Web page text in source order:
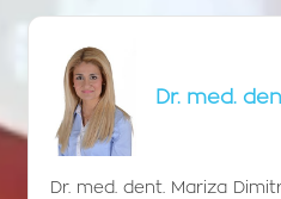
Dr. med.
Dr. med. dent. Mariza